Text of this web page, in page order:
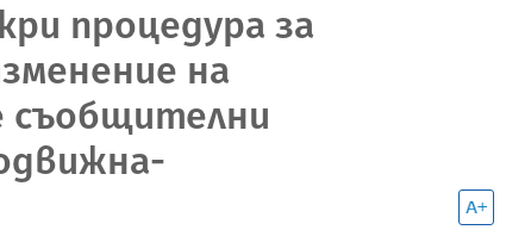
процедура за
на
съобщителни